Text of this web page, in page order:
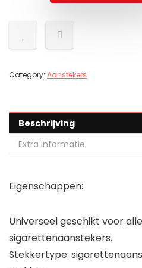
Category: Aanstekers
Beschrijving
Extra informatie
Eigenschappen:
Universeel geschikt voor
sigarettenaanstekers.
Stekkertype: